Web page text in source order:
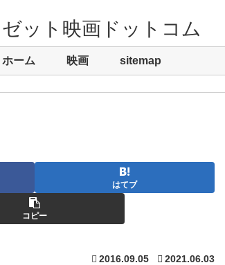
ゼット映画ドットコム
ホーム 映画 sitemap
はてブ
コピー
2016.09.05 2021.06.03